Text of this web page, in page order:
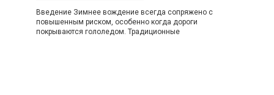
Введение Зимнее вождение всегда сопряжено с
повышенным риском, особенно когда дороги
покрываются гололедом. Традиционные